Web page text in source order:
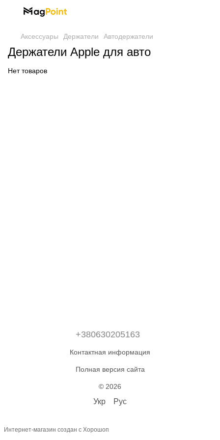
Аксессуары Держатели Автодержатели
Держатели Apple для авто
Нет товаров
+380630205163
Контактная информация
Полная версия сайта
© 2026
Укр Рус
Интернет-магазин создан с Хорошоп